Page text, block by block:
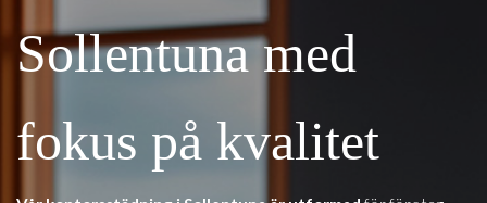
Sollentuna med
fokus på kvalitet